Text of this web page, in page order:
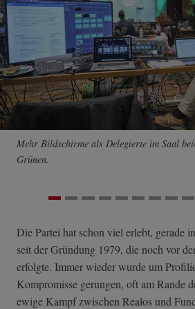
Mehr Bildschirme als Delegierte im Saal
Grünen.
Die Partei hat schon viel erlebt, gerade
seit der Gründung 1979, die noch vor
erfolgte. Immer wieder wurde um
Kompromisse gerungen, oft am Rande
ewige Kampf zwischen Realos und